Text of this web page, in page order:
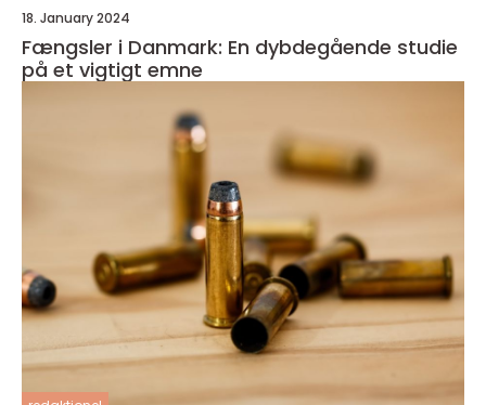
18. January 2024
Fængsler i Danmark: En dybdegående studie
på et vigtigt emne